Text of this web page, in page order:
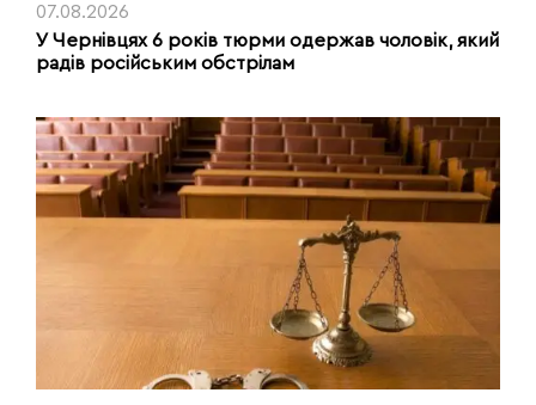
07.08.2026
У Чернівцях 6 років тюрми одержав чоловік, який
радів російським обстрілам